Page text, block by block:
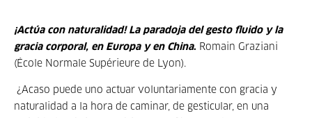
¡Actúa con naturalidad! La paradoja del gesto fluido y la
gracia corporal, en Europa y en China. Romain Graziani
(École Normale Supérieure de Lyon).
¿Acaso puede uno actuar voluntariamente con gracia y
naturalidad a la hora de caminar, de gesticular, en una